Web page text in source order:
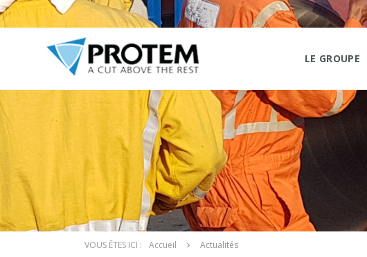
LE GROUPE
Accueil Actualités